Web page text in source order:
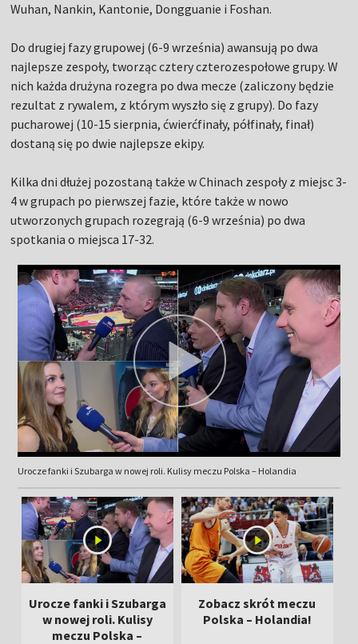
Wuhan, Nankin, Kantonie, Dongguanie i Foshan.
Do drugiej fazy grupowej (6-9 września) awansują po dwa
najlepsze zespoły, tworząc cztery czterozespołowe grupy. W
nich każda drużyna rozegra po dwa mecze (zaliczony będzie
rezultat z rywalem, z którym wyszło się z grupy). Do fazy
pucharowej (10-15 sierpnia, ćwierćfinały, półfinały, finał)
dostaną się po dwie najlepsze ekipy.
Kilka dni dłużej pozostaną także w Chinach zespoły z miejsc 3-
4 w grupach po pierwszej fazie, które także w nowo
utworzonych grupach rozegrają (6-9 września) po dwa
spotkania o miejsca 17-32.
Urocze fanki i Szubarga w nowej roli. Kulisy meczu Polska – Holandia
Urocze fanki i Szubarga
w nowej roli. Kulisy
meczu Polska –
Zobacz skrót meczu
Polska – Holandia!